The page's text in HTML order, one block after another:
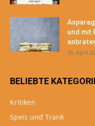
und mit
30. April
BELIEBTE
Kritiken
Speis und Trank